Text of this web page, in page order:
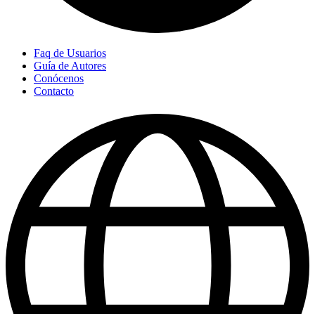
Faq de Usuarios
Guía de Autores
Conócenos
Contacto